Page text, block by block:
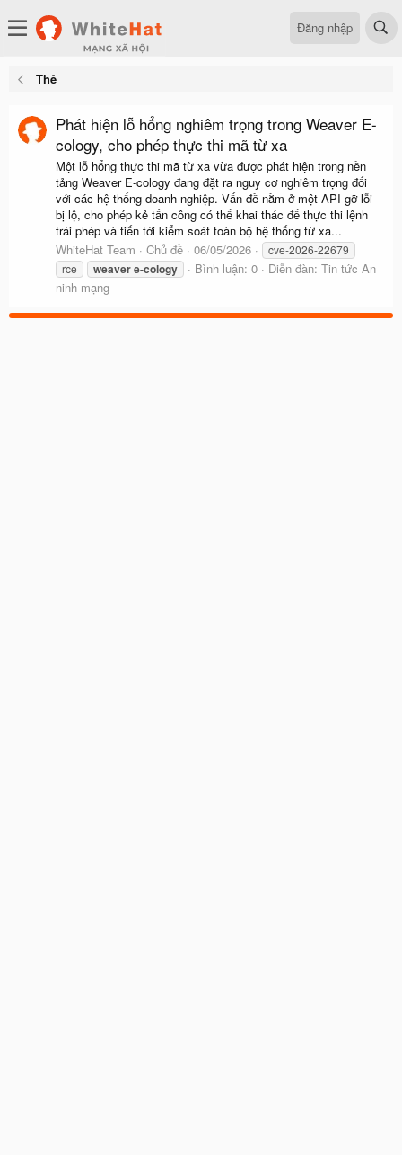
Đăng nhập
Thẻ
Phát hiện lỗ hổng nghiêm trọng trong Weaver E-
cology, cho phép thực thi mã từ xa
Một lỗ hổng thực thi mã từ xa vừa được phát hiện trong nền
tảng Weaver E-cology đang đặt ra nguy cơ nghiêm trọng đối
với các hệ thống doanh nghiệp. Vấn đề nằm ở một API gỡ lỗi
bị lộ, cho phép kẻ tấn công có thể khai thác để thực thi lệnh
trái phép và tiến tới kiểm soát toàn bộ hệ thống từ xa...
WhiteHat Team
Chủ đề 06/05/2026
cve-2026-22679
rce
weavere-cology Bình luận: 0 Diễn đàn: Tin tức An
ninh mạng